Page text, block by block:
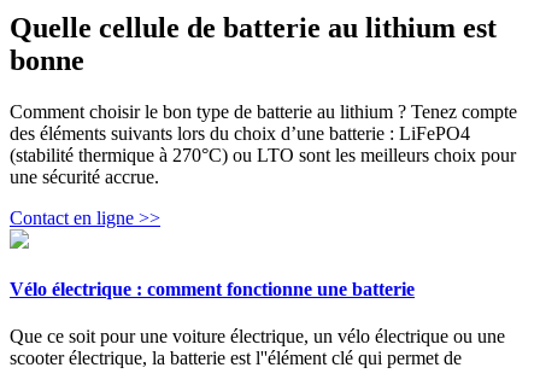
Quelle cellule de batterie au lithium est
bonne
Comment choisir le bon type de batterie au lithium ? Tenez compte
des éléments suivants lors du choix d’une batterie : LiFePO4
(stabilité thermique à 270°C) ou LTO sont les meilleurs choix pour
une sécurité accrue.
Contact en ligne >>
Vélo électrique : comment fonctionne une batterie
Que ce soit pour une voiture électrique, un vélo électrique ou une
scooter électrique, la batterie est l''élément clé qui permet de